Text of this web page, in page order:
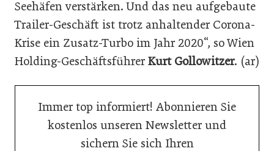
Seehäfen verstärken. Und das neu aufgebaute
Trailer-Geschäft ist trotz anhaltender Corona-
Krise ein Zusatz-Turbo im Jahr 2020“, so Wien
Holding-Geschäftsführer Kurt Gollowitzer. (ar)
Immer top informiert! Abonnieren Sie
kostenlos unseren Newsletter und
sichern Sie sich Ihren